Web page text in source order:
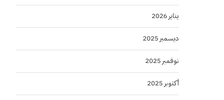
يناير 2026
ديسمبر 2025
نوفمبر 2025
أكتوبر 2025